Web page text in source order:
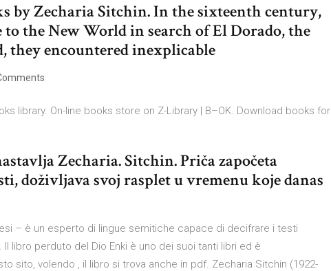
by Zecharia Sitchin. In the sixteenth century,
to the New World in search of El Dorado, the
they encountered inexplicable
library. On-line books store on Z-Library | B–OK. Download books for
Zecharia. Sitchin. Priča započeta
doživljava svoj rasplet u vremenu koje danas
– è un esperto di lingue semitiche capace di decifrare i testi
libro perduto del Dio Enki è uno dei suoi tanti libri ed è
sito, volendo , il libro si trova anche in pdf. Zecharia Sitchin (1922-